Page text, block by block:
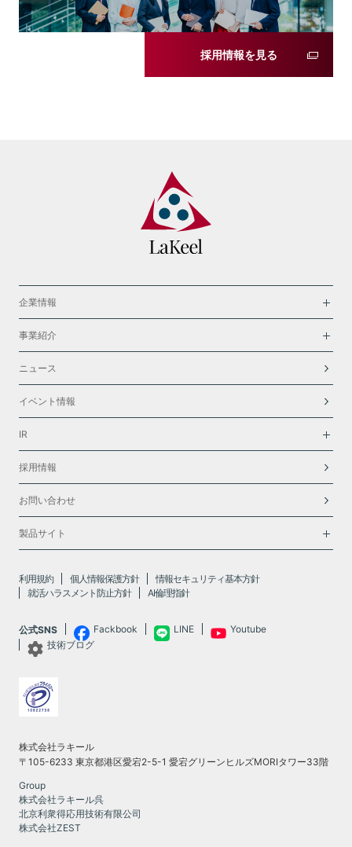
採用情報を見る
企業情報
事業紹介
ニュース
イベント情報
IR
採用情報
お問い合わせ
製品サイト
利用規約 個人情報保護方針
情報セキュリティ基本方針
就活ハラスメント防止方針
AI倫理指針
公式SNS Fackbook LINE
Youtube
技術ブログ
株式会社ラキール
〒105-6233 東京都港区愛宕2-5-1 愛宕グリーンヒルズMORIタワー33階
Group
株式会社ラキール呉
北京利衆得応用技術有限公司
株式会社ZEST